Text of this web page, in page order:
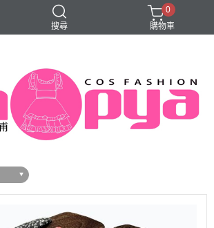
搜尋
0
購物車